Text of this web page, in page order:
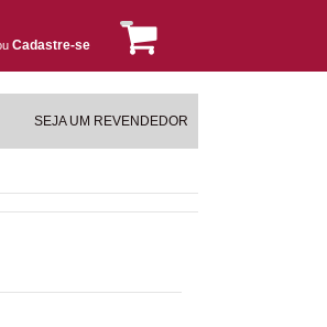
Cadastre-se
SEJA UM REVENDEDOR